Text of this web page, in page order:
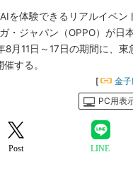
を体験できるリアルイベン
・ジャパン（OPPO）が日
8月11日～17日の期間に、東
する。
[ 金
PC用表
Post LINE